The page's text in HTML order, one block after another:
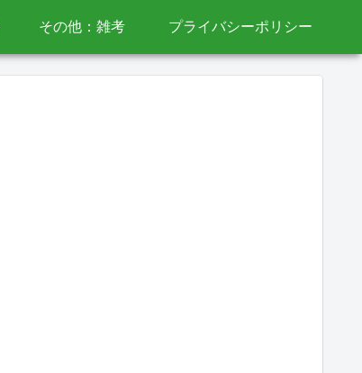
その他：雑考 プライバシーポリシー